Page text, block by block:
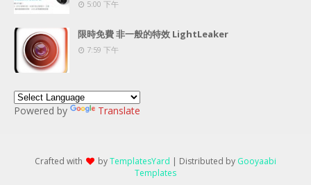
5:00 下午
限時免費 非一般的特效 LightLeaker
7:59 下午
Powered by Translate
Crafted with byTemplatesYard | Distributed by Gooyaabi
Templates